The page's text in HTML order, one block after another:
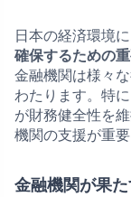
日本の経済環境に
確保するための
金融機関は様々
わたります。特
が財務健全性を
機関の支援が重
金融機関が果